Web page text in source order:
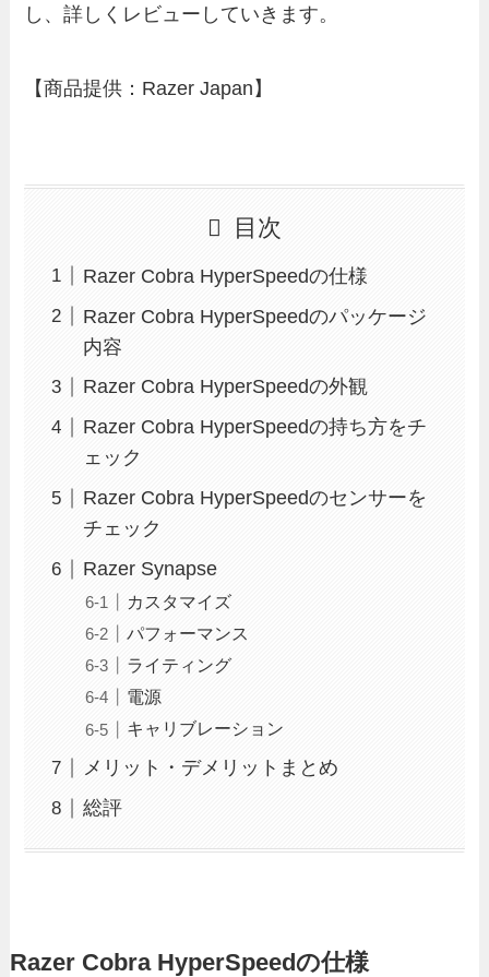
し、詳しくレビューしていきます。
【商品提供：Razer Japan】
目次
Razer Cobra HyperSpeedの仕様
Razer Cobra HyperSpeedのパッケージ
内容
Razer Cobra HyperSpeedの外観
Razer Cobra HyperSpeedの持ち方をチ
ェック
Razer Cobra HyperSpeedのセンサーを
チェック
Razer Synapse
カスタマイズ
パフォーマンス
ライティング
電源
キャリブレーション
メリット・デメリットまとめ
総評
Razer Cobra HyperSpeedの仕様